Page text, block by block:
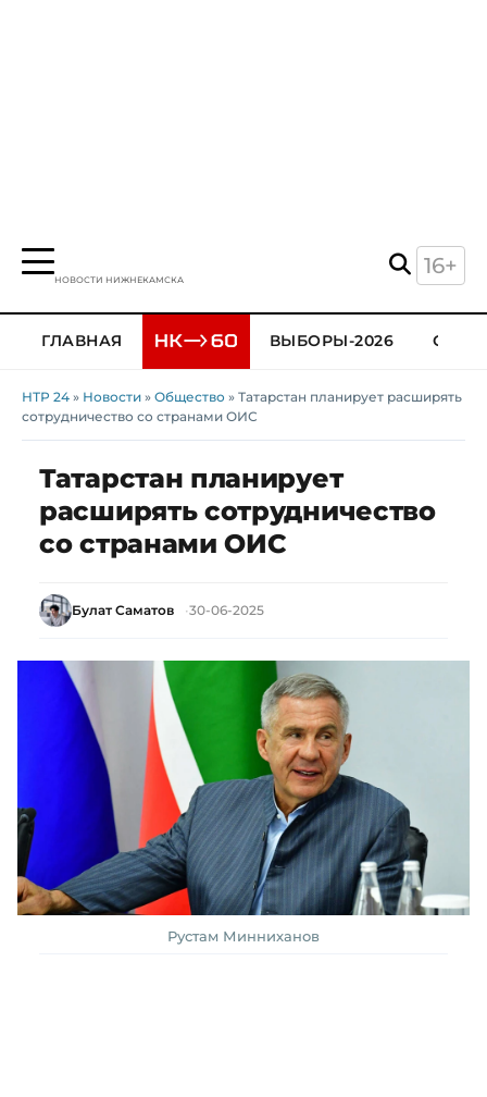
НОВОСТИ НИЖНЕКАМСКА
16+
ГЛАВНАЯ ВЫБОРЫ-2026
НТР 24 » Новости » Общество » Татарстан планирует расширять
сотрудничество со странами ОИС
Татарстан планирует
расширять сотрудничество
со странами ОИС
Булат Саматов 30-06-2025
Рустам Минниханов